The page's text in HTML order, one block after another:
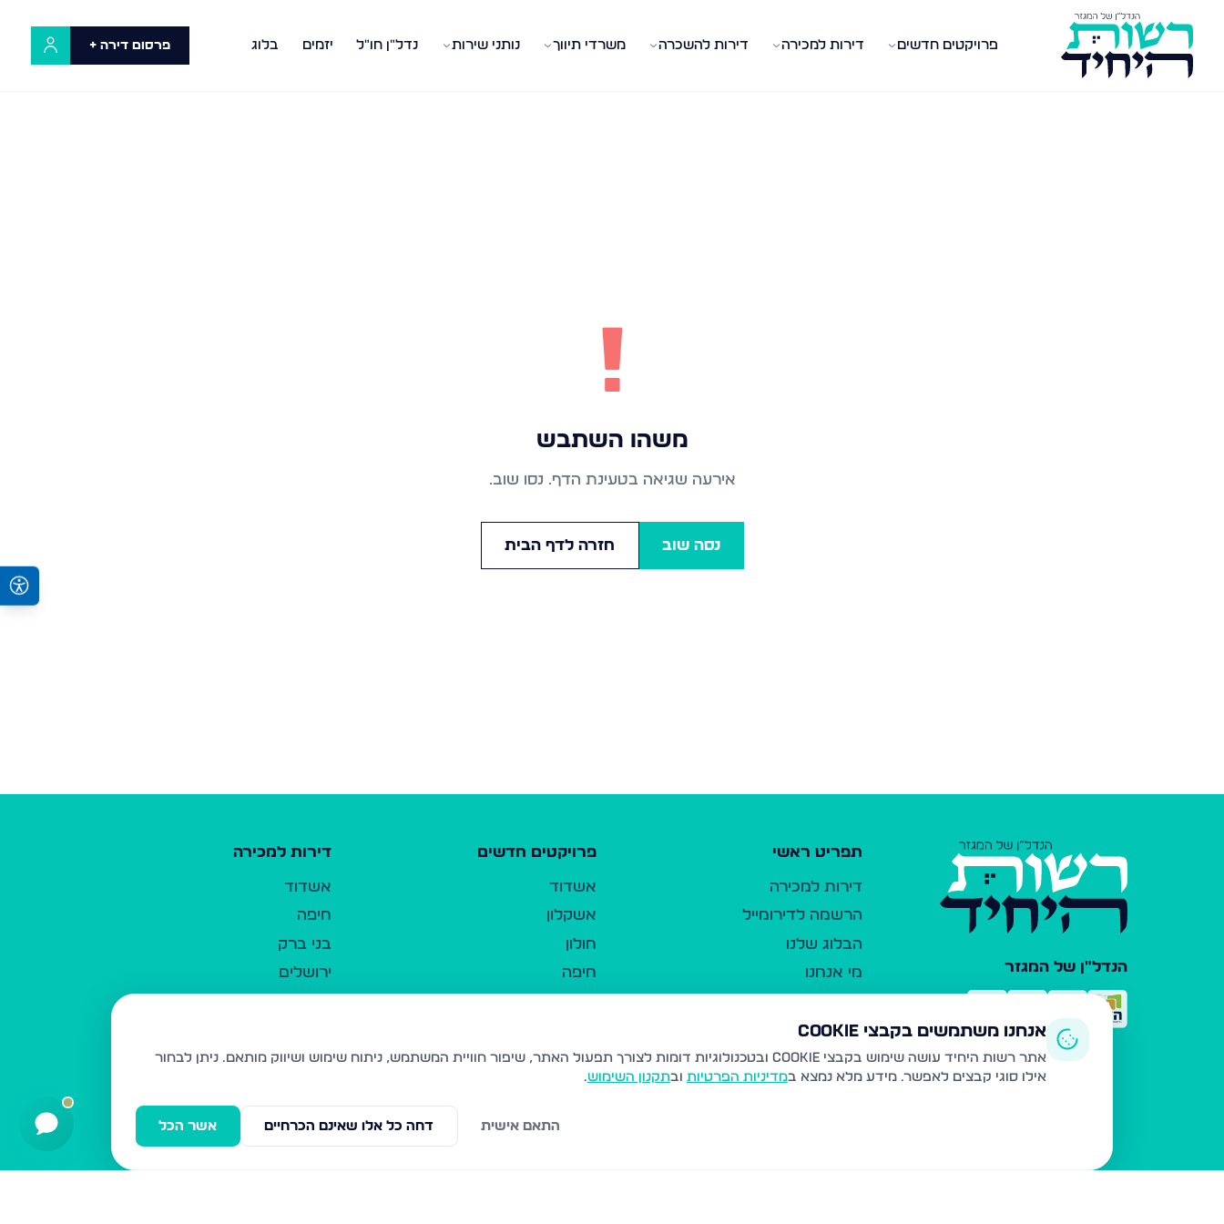
פרויקטים חדשים דירות למכירה דירות להשכרה משרדי תיווך נותני שירות נדל"ן חו"ל יזמים בלוג פרסום דירה +
!
משהו השתבש
אירעה שגיאה בטעינת הדף. נסו שוב.
נסה שוב חזרה לדף הבית
הנדל"ן של המגזר
תפריט ראשי
דירות למכירה
הרשמה לדירומייל
הבלוג שלנו
מי אנחנו
כלי עזר
פרסום ברשות היחיד
משרדי תיווך
פרויקטים חדשים
אשדוד
אשקלון
חולון
חיפה
נהריה
עמנואל
דירות למכירה
אשדוד
חיפה
בני ברק
ירושלים
בית שמש
ביתר עילית
אנחנו משתמשים בקבצי Cookie
אתר רשות היחיד עושה שימוש בקבצי Cookie ובטכנולוגיות דומות לצורך תפעול האתר, שיפור חוויית המשתמש, ניתוח שימוש ושיווק מותאם.
ניתן לבחור
אילו סוגי קבצים לאפשר. מידע מלא נמצא במדיניות הפרטיות ובתקנון השימוש.
אשר הכל דחה כל אלו שאינם הכרחיים התאם אישית